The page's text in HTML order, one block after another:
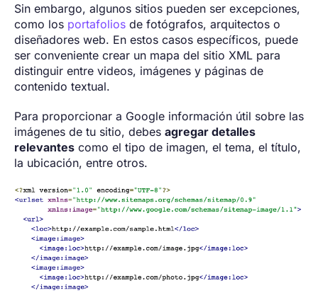
Sin embargo, algunos sitios pueden ser excepciones,
como los portafolios de fotógrafos, arquitectos o
diseñadores web. En estos casos específicos, puede
ser conveniente crear un mapa del sitio XML para
distinguir entre videos, imágenes y páginas de
contenido textual.
Para proporcionar a Google información útil sobre las
imágenes de tu sitio, debes agregar detalles
relevantes como el tipo de imagen, el tema, el título,
la ubicación, entre otros.